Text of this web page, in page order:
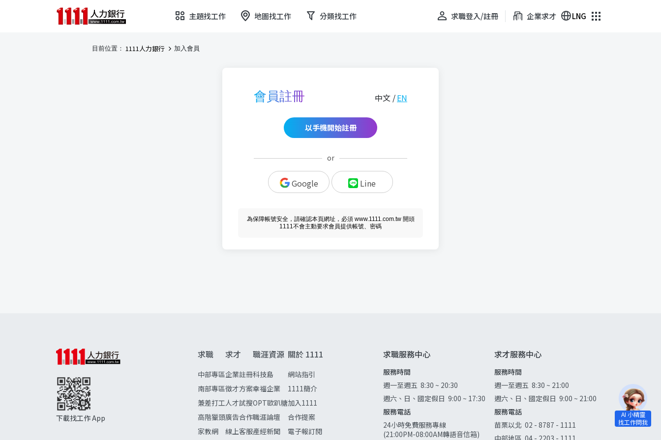
主題找工作 地圖找工作 分類找工作 求職登入/註冊 企業求才 LNG
目前位置： 1111人力銀行 加入會員
會員註冊 中文 /EN
以手機開始註冊
or
Google Line
為保障帳號安全，請確認本頁網址，必須 www.1111.com.tw 開頭
1111不會主動要求會員提供帳號、密碼
下載找工作 App
求職
中部專區
南部專區
兼差打工
高階獵頭
家教網
求才
企業註冊
徵才方案
人才試搜
廣告合作
線上客服
職涯資源
科技島
幸福企業
OPT歐趴糖
職涯論壇
產經新聞
關於 1111
網站指引
1111簡介
加入1111
合作提案
電子報訂閱
求職服務中心
服務時間
週一至週五 8:30 ~ 20:30
週六、日、國定假日 9:00 ~ 17:30
服務電話
24小時免費服務專線
(21:00PM-08:00AM轉語音信箱)
求才服務中心
服務時間
週一至週五 8:30 ~ 21:00
週六、日、國定假日 9:00 ~ 21:00
服務電話
苗栗以北 02 - 8787 - 1111
中部地區 04 - 2203 - 1111